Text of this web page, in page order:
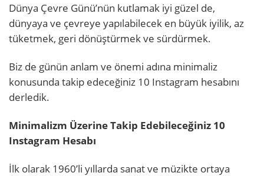
Dünya Çevre Günü’nün kutlamak iyi güzel de,
dünyaya ve çevreye yapılabilecek en büyük iyilik, az
tüketmek, geri dönüştürmek ve sürdürmek.
Biz de günün anlam ve önemi adına minimaliz
konusunda takip edeceğiniz 10 Instagram hesabını
derledik.
Minimalizm Üzerine Takip Edebileceğiniz 10
Instagram Hesabı
İlk olarak 1960’li yıllarda sanat ve müzikte ortaya